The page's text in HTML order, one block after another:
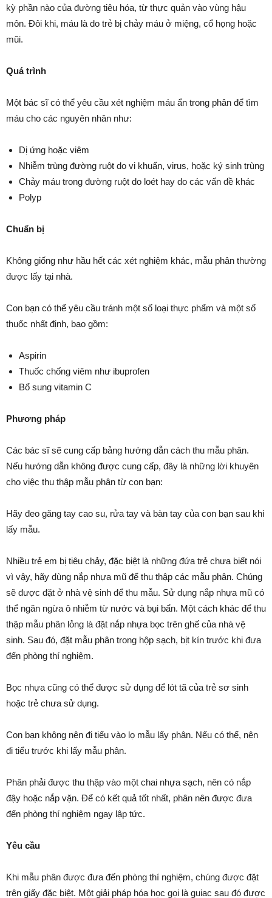
kỳ phần nào của đường tiêu hóa, từ thực quản vào vùng hậu
môn. Đôi khi, máu là do trẻ bị chảy máu ở miệng, cổ họng hoặc
mũi.
Quá trình
Một bác sĩ có thể yêu cầu xét nghiệm máu ẩn trong phân để tìm
máu cho các nguyên nhân như:
Dị ứng hoặc viêm
Nhiễm trùng đường ruột do vi khuẩn, virus, hoặc ký sinh trùng
Chảy máu trong đường ruột do loét hay do các vấn đề khác
Polyp
Chuẩn bị
Không giống như hầu hết các xét nghiệm khác, mẫu phân thường
được lấy tại nhà.
Con bạn có thể yêu cầu tránh một số loại thực phẩm và một số
thuốc nhất định, bao gồm:
Aspirin
Thuốc chống viêm như ibuprofen
Bổ sung vitamin C
Phương pháp
Các bác sĩ sẽ cung cấp bảng hướng dẫn cách thu mẫu phân.
Nếu hướng dẫn không được cung cấp, đây là những lời khuyên
cho việc thu thập mẫu phân từ con bạn:
Hãy đeo găng tay cao su, rửa tay và bàn tay của con bạn sau khi
lấy mẫu.
Nhiều trẻ em bị tiêu chảy, đặc biệt là những đứa trẻ chưa biết nói
vì vậy, hãy dùng nắp nhựa mũ để thu thập các mẫu phân. Chúng
sẽ được đặt ở nhà vệ sinh để thu mẫu. Sử dụng nắp nhựa mũ có
thể ngăn ngừa ô nhiễm từ nước và bụi bẩn. Một cách khác để thu
thập mẫu phân lỏng là đặt nắp nhựa bọc trên ghế của nhà vệ
sinh. Sau đó, đặt mẫu phân trong hộp sạch, bịt kín trước khi đưa
đến phòng thí nghiệm.
Bọc nhựa cũng có thể được sử dụng để lót tã của trẻ sơ sinh
hoặc trẻ chưa sử dụng.
Con bạn không nên đi tiểu vào lọ mẫu lấy phân. Nếu có thể, nên
đi tiểu trước khi lấy mẫu phân.
Phân phải được thu thập vào một chai nhựa sạch, nên có nắp
đậy hoặc nắp vặn. Để có kết quả tốt nhất, phân nên được đưa
đến phòng thí nghiệm ngay lập tức.
Yêu cầu
Khi mẫu phân được đưa đến phòng thí nghiệm, chúng được đặt
trên giấy đặc biệt. Một giải pháp hóa học gọi là guiac sau đó được